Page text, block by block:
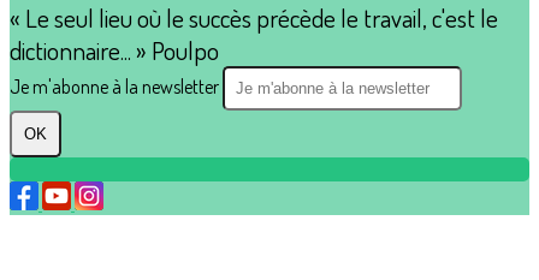
« Le seul lieu où le succès précède le travail, c'est le
dictionnaire... » Poulpo
Je m'abonne à la newsletter
OK